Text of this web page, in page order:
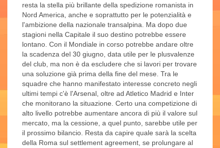
resta la stella più brillante della spedizione romanista in
Nord America, anche e soprattutto per le potenzialità e
l'ambizione della nazionale transalpina. Ma dopo due
stagioni nella Capitale il suo destino potrebbe essere
lontano. Con il Mondiale in corso potrebbe andare oltre
la scadenza del 30 giugno, data utile per le plusvalenze
del club, ma non è da escludere che si lavori per trovare
una soluzione già prima della fine del mese. Tra le
squadre che hanno manifestato interesse concreto negli
ultimi tempi c'è l'Arsenal, oltre ad Atletico Madrid e Inter
che monitorano la situazione. Certo una competizione di
alto livello potrebbe aumentare ancora di più il valore sul
mercato, ma la cessione, a quel punto, sarebbe utile per
il prossimo bilancio. Resta da capire quale sarà la scelta
della Roma sul settlement agreement, se prolungare al